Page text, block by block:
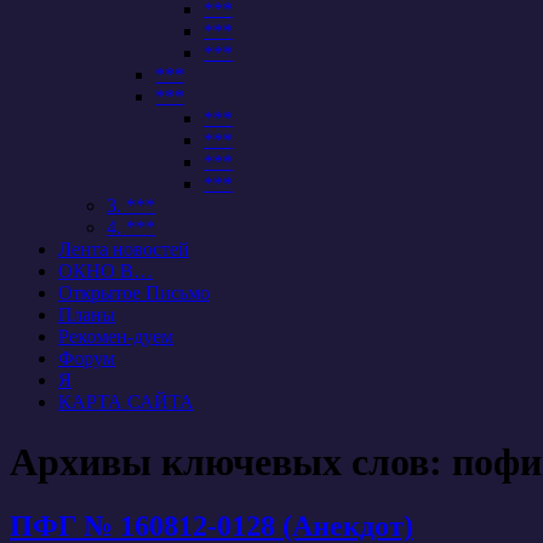
***
***
***
***
***
***
***
***
***
3. ***
4. ***
Лента новостей
ОКНО В…
Открытое Письмо
Планы
Рекомен-дуем
Форум
Я
КАРТА САЙТА
Архивы ключевых слов:
ПФГ № 160812-0128 (Анекдот)